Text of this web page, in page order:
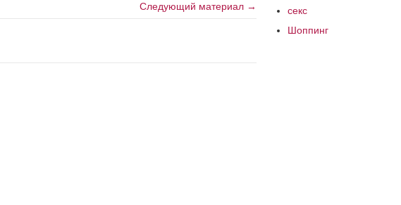
Следующий материал →
секс
Шоппинг